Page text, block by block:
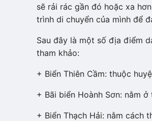
sẽ rải rác gần đó hoặc xa
trình di chuyển của mình để
Sau đây là một số địa điểm
tham khảo:
+ Biển Thiên Cầm: thuộc
+ Bãi biển Hoành Sơn: nằm
+ Biển Thạch Hải: nằm cách